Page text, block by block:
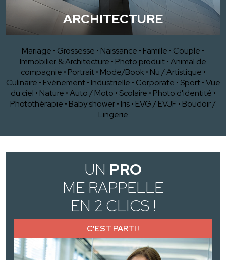
ARCHITECTURE
Mariage • Grossesse • Naissance • Famille • Couple •
Immobilier & Architecture • Photo produit•Animal de
compagnie • Portrait • Mode/Book • Nu / Artistique •
Culinaire • Evènement • Industrielle • Corporate • Sport •Vue
du ciel • Nature •Auto / Moto • Scolaire • Photo d'identité •
Photothérapie • Baby shower• Iris• EVG / EVJF• Boudoir /
Lingerie
UN PRO
ME RAPPELLE
EN 2 CLICS !
C'EST PARTI !